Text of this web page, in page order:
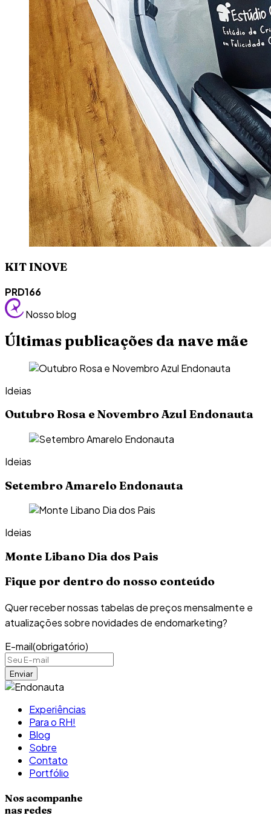
KIT INOVE
PRD166
Nosso blog
Últimas publicações da nave mãe
Ideias
Outubro Rosa e Novembro Azul Endonauta
Ideias
Setembro Amarelo Endonauta
Ideias
Monte Libano Dia dos Pais
Fique por dentro do nosso conteúdo
Quer receber nossas tabelas de preços mensalmente e
atualizações sobre novidades de endomarketing?
E-mail(obrigatório)
Experiências
Para o RH!
Blog
Sobre
Contato
Portfólio
Nos acompanhe
nas redes